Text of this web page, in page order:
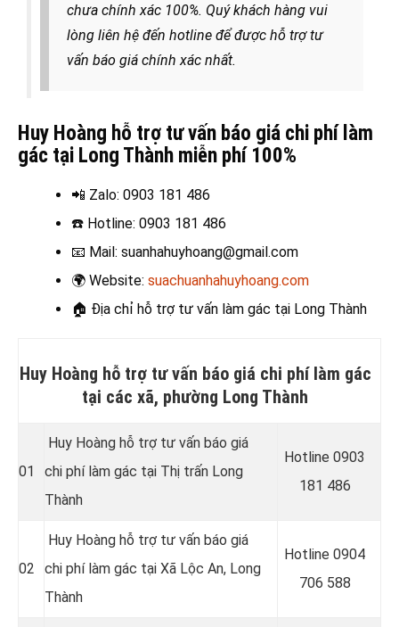
chưa chính xác 100%. Quý khách hàng vui
lòng liên hệ đến hotline để được hỗ trợ tư
vấn báo giá chính xác nhất.
Huy Hoàng hỗ trợ tư vấn báo giá chi phí làm
gác tại Long Thành miễn phí 100%
📲 Zalo: 0903 181 486
☎️ Hotline: 0903 181 486
📧 Mail: suanhahuyhoang@gmail.com
🌍 Website: suachuanhahuyhoang.com
🏠 Địa chỉ hỗ trợ tư vấn làm gác tại Long Thành
Huy Hoàng hỗ trợ tư vấn báo giá chi phí làm gác
tại các xã, phường Long Thành
01
Huy Hoàng hỗ trợ tư vấn báo giá
chi phí làm gác tại Thị trấn Long
Thành
Hotline 0903
181 486
02
Huy Hoàng hỗ trợ tư vấn báo giá
chi phí làm gác tại Xã Lộc An, Long
Thành
Hotline 0904
706 588